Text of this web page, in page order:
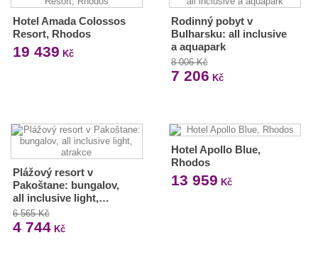
Hotel Amada Colossos
Resort, Rhodos
19 439 Kč
Rodinný pobyt v
Bulharsku: all inclusive
a aquapark
8 006 Kč
7 206 Kč
Plážový resort v
Pakoštane: bungalov,
all inclusive light,…
6 565 Kč
4 744 Kč
Hotel Apollo Blue,
Rhodos
13 959 Kč